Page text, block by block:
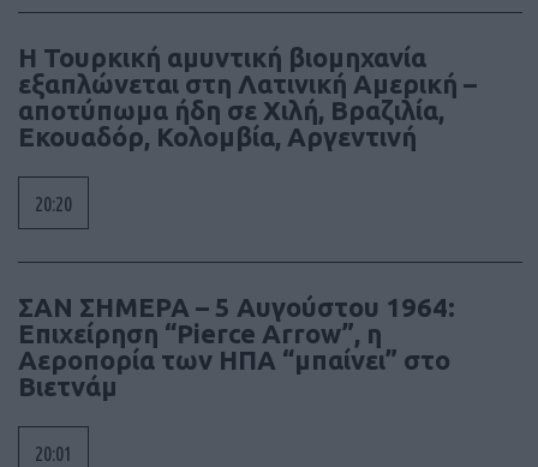
Η Τουρκική αμυντική βιομηχανία
εξαπλώνεται στη Λατινική Αμερική –
αποτύπωμα ήδη σε Χιλή, Βραζιλία,
Εκουαδόρ, Κολομβία, Αργεντινή
20:20
ΣΑΝ ΣΗΜΕΡΑ – 5 Αυγούστου 1964:
Επιχείρηση “Pierce Arrow”, η
Αεροπορία των ΗΠΑ “μπαίνει” στο
Βιετνάμ
20:01